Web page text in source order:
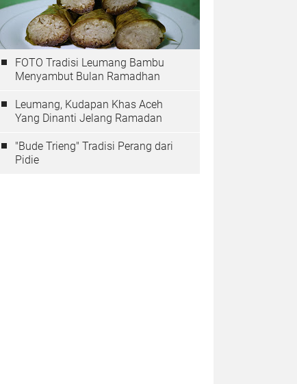
FOTO Tradisi Leumang Bambu
Menyambut Bulan Ramadhan
Leumang, Kudapan Khas Aceh
Yang Dinanti Jelang Ramadan
"Bude Trieng" Tradisi Perang dari
Pidie